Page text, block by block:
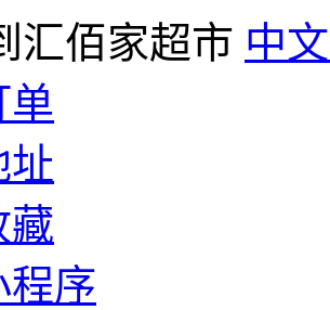
汇佰家超市 中
单
址
藏
程序